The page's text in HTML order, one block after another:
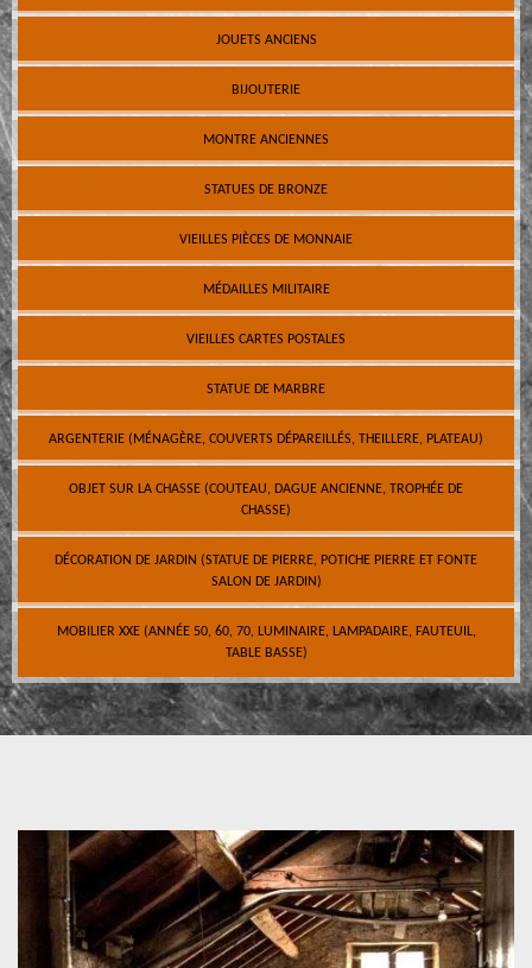
JOUETS ANCIENS
BIJOUTERIE
MONTRE ANCIENNES
STATUES DE BRONZE
VIEILLES PIÈCES DE MONNAIE
MÉDAILLES MILITAIRE
VIEILLES CARTES POSTALES
STATUE DE MARBRE
ARGENTERIE (MÉNAGÈRE, COUVERTS DÉPAREILLÉS, THEILLERE, PLATEAU)
OBJET SUR LA CHASSE (COUTEAU, DAGUE ANCIENNE, TROPHÉE DE
CHASSE)
DÉCORATION DE JARDIN (STATUE DE PIERRE, POTICHE PIERRE ET FONTE
SALON DE JARDIN)
MOBILIER XXE (ANNÉE 50, 60, 70, LUMINAIRE, LAMPADAIRE, FAUTEUIL,
TABLE BASSE)